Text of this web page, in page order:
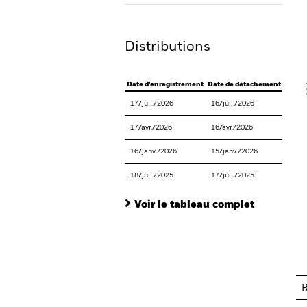
Distributions
Date d'enregistrement Date de détachement Date
17/juil./2026 16/juil./2026
17/avr./2026 16/avr./2026 29/
16/janv./2026 15/janv./2026
18/juil./2025 17/juil./2025
Voir le tableau complet